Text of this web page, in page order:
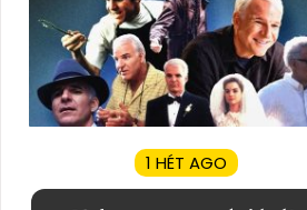
1 HÉT AGO